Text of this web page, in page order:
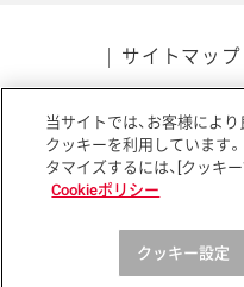
サイトマップ
ソーシャルメディア
Copyright © Kewpie
当サイトでは、お客様によ
クッキーを利用しています
タマイズするには、[クッキ
Cookieポリシー
クッキー設定